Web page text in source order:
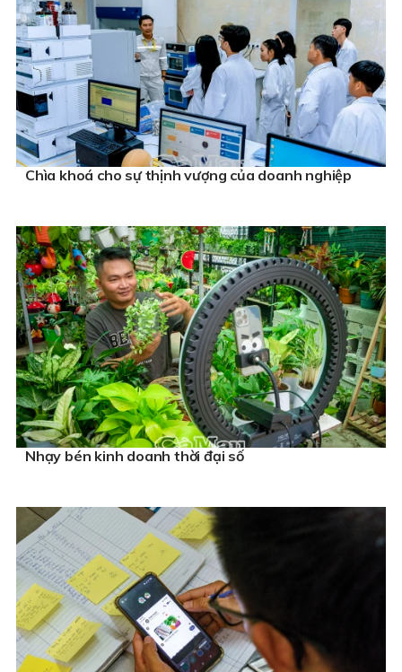
Chìa khoá cho sự thịnh vượng của doanh nghiệp
Nhạy bén kinh doanh thời đại số